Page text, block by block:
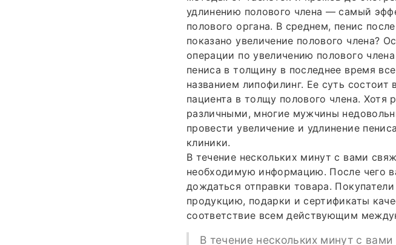
удлинению полового члена — самый
полового органа. В среднем, пенис
показано увеличение полового члена?
операции по увеличению полового
пениса в толщину в последнее время
названием липофилинг. Ее суть
пациента в толщу полового члена. Хотя
различными, многие мужчины
провести увеличение и удлинение
клиники.
В течение нескольких минут с вами
необходимую информацию. После чего
дождаться отправки товара.
продукцию, подарки и сертификаты
соответствие всем действующим
В течение нескольких минут с